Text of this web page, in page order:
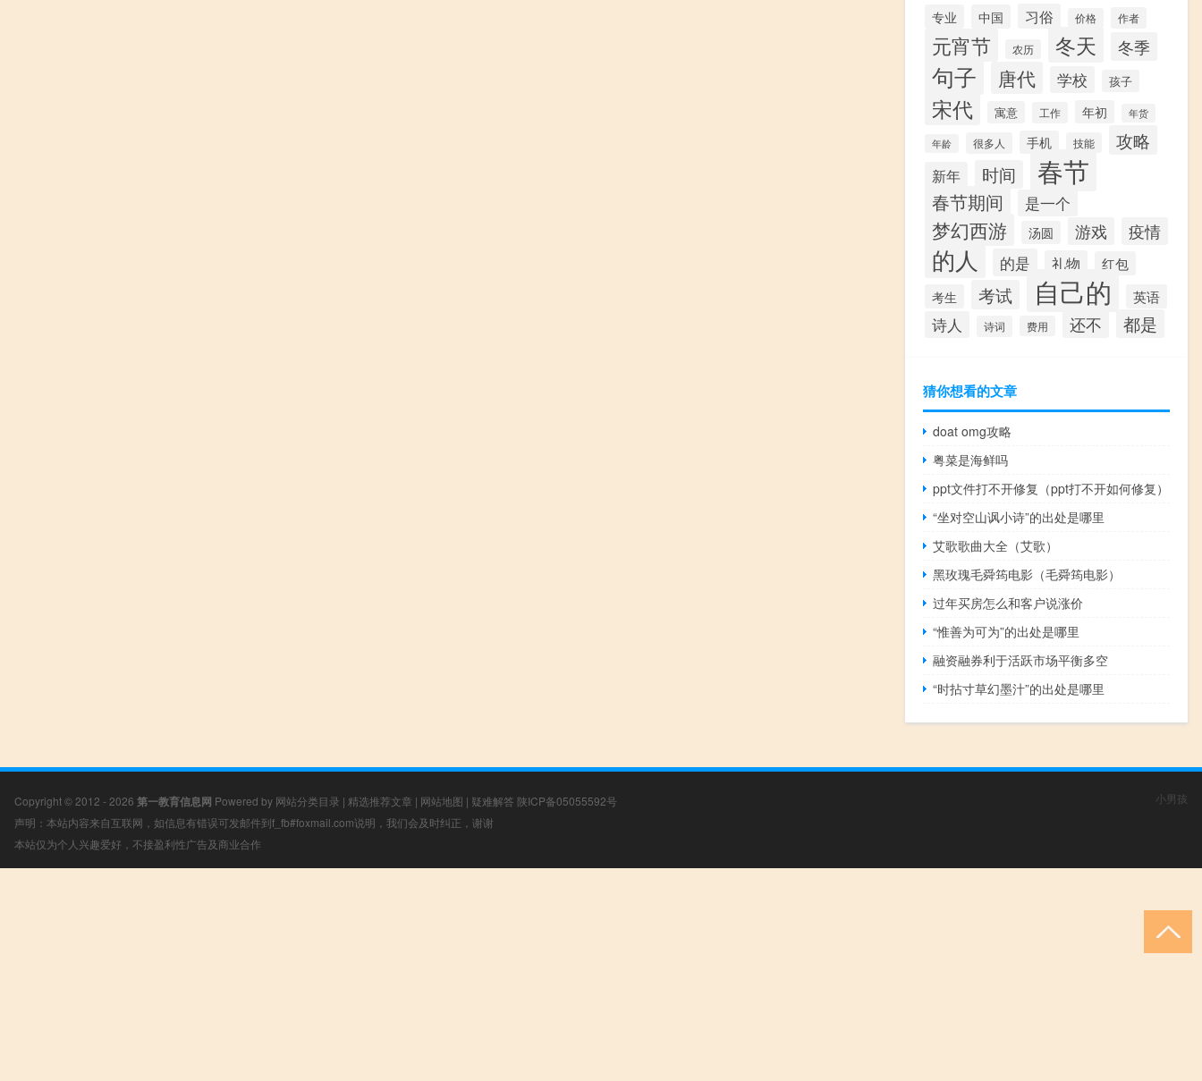
专业 中国 习俗 价格 作者
元宵节 农历 冬天 冬季
句子 唐代 学校 孩子
宋代 寓意 工作 年初 年货
年龄 很多人 手机 技能 攻略
新年 时间 春节
春节期间 是一个
梦幻西游 汤圆 游戏 疫情
的人 的是 礼物
红包
考生
考试 自己的 英语
诗人 诗词 费用 还不 都是
猜你想看的文章
doat omg攻略
粤菜是海鲜吗
ppt文件打不开修复（ppt打不开如何修复）
“坐对空山讽小诗”的出处是哪里
艾歌歌曲大全（艾歌）
黑玫瑰毛舜筠电影（毛舜筠电影）
过年买房怎么和客户说涨价
“惟善为可为”的出处是哪里
融资融券利于活跃市场平衡多空
“时拈寸草幻墨汁”的出处是哪里
Copyright © 2012 - 2026 第一教育信息网 Powered by 网站分类目录 | 精选推荐文章 | 网站地图 | 疑难解答 陕ICP备05055592号
声明：本站内容来自互联网，如信息有错误可发邮件到f_fb#foxmail.com说明，我们会及时纠正，谢谢
本站仅为个人兴趣爱好，不接盈利性广告及商业合作
小男孩